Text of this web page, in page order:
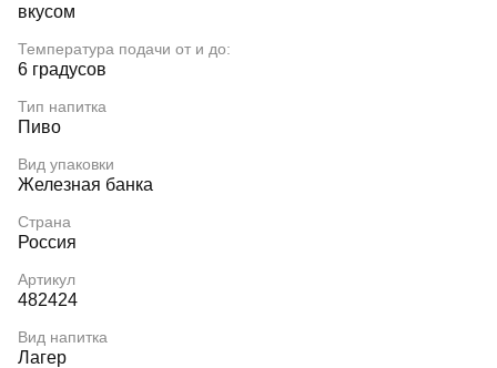
вкусом
Температура подачи от и до:
6 градусов
Тип напитка
Пиво
Вид упаковки
Железная банка
Страна
Россия
Артикул
482424
Вид напитка
Лагер